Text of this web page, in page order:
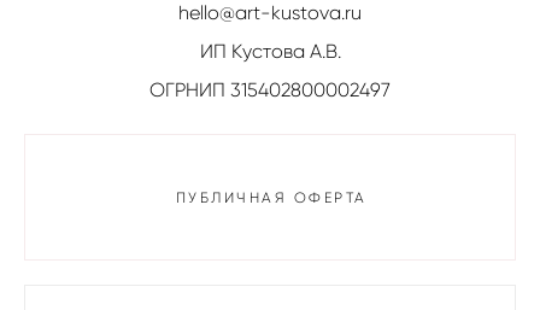
hello@art-kustova.ru
ИП Кустова А.В.
ОГРНИП 315402800002497
ПУБЛИЧНАЯ ОФЕРТА